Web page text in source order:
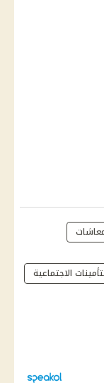
الاجتماعية